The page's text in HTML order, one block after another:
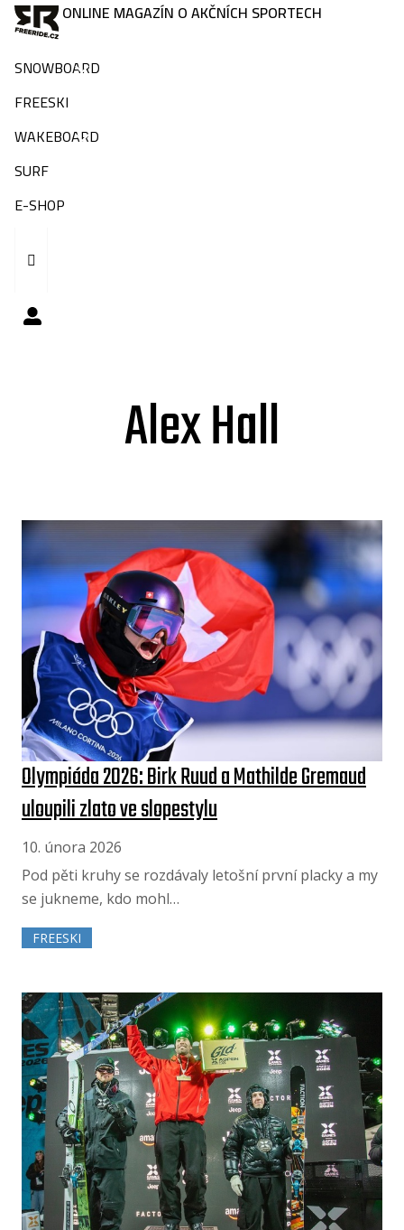
ONLINE MAGAZÍN O AKČNÍCH SPORTECH
SNOWBOARD
FREESKI
WAKEBOARD
SURF
E-SHOP
Alex Hall
Olympiáda 2026: Birk Ruud a Mathilde Gremaud
uloupili zlato ve slopestylu
10. února 2026
Pod pěti kruhy se rozdávaly letošní první placky a my
se jukneme, kdo mohl…
FREESKI